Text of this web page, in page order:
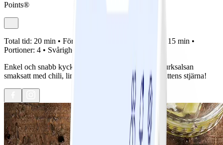
Points®
Total tid: 20 min • Förberedelse:
15 min •
Portioner: 4 • Svårighetsgrad:
Enkel och snabb kycklingrätt med mycket smak. Gurksalsan
smaksatt med chili, lime och sesamolja är tveklöst rättens stjärna!